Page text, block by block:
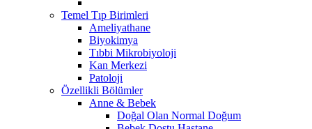
Temel Tıp Birimleri
Ameliyathane
Biyokimya
Tıbbi Mikrobiyoloji
Kan Merkezi
Patoloji
Özellikli Bölümler
Anne & Bebek
Doğal Olan Normal Doğum